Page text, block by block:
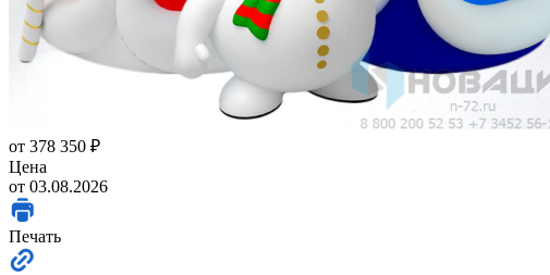
от 378 350 ₽
Цена
от 03.08.2026
Печать